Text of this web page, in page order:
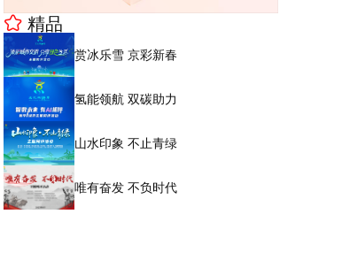
精品
赏冰乐雪 京彩新春
氢能领航 双碳助力
山水印象 不止青绿
唯有奋发 不负时代